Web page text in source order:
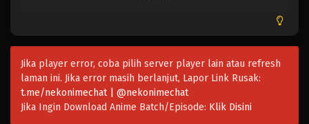
Jika player error, coba pilih server player lain atau refresh
laman ini. Jika error masih berlanjut, Lapor Link Rusak:
t.me/nekonimechat | @nekonimechat
Jika Ingin Download Anime Batch/Episode: Klik Disini
Blue Lock 16
Eps 16 - Februari 3, 2025